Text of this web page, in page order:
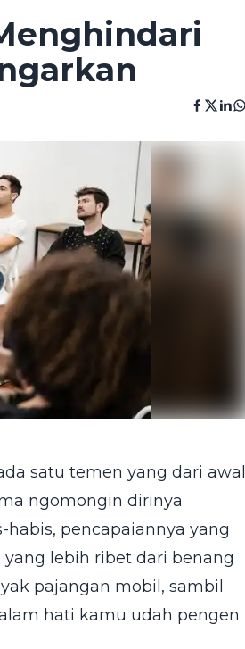
satu temen yang dari awal
ngomongin dirinya
pencapaiannya yang
lebih ribet dari benang
pajangan mobil, sambil
hati kamu udah pengen